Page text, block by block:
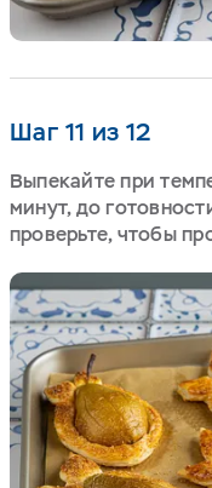
Шаг 11 из 12
Выпекайте при
минут, до
проверьте, чтобы